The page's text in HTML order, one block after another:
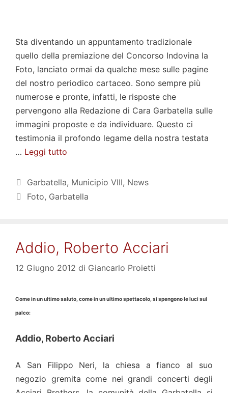
Sta diventando un appuntamento tradizionale
quello della premiazione del Concorso Indovina la
Foto, lanciato ormai da qualche mese sulle pagine
del nostro periodico cartaceo. Sono sempre più
numerose e pronte, infatti, le risposte che
pervengono alla Redazione di Cara Garbatella sulle
immagini proposte e da individuare. Questo ci
testimonia il profondo legame della nostra testata
… Leggi tutto
Categorie
Garbatella, Municipio VIII, News
Tag
Foto, Garbatella
Addio, Roberto Acciari
12 Giugno 2012 di Giancarlo Proietti
Come in un ultimo saluto, come in un ultimo spettacolo, si spengono le luci sul
palco:
Addio, Roberto Acciari
A San Filippo Neri, la chiesa a fianco al suo
negozio gremita come nei grandi concerti degli